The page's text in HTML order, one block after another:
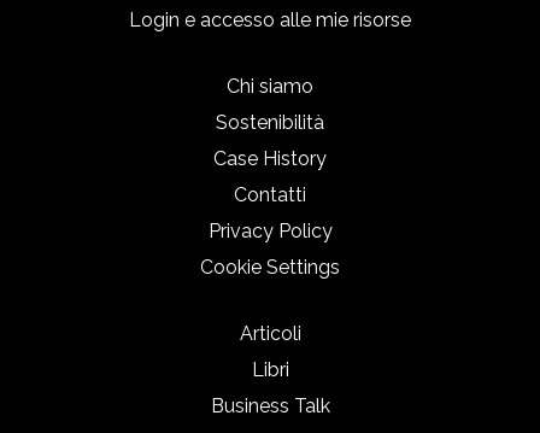
Login e accesso alle mie risorse
Chi siamo
Sostenibilità
Case History
Contatti
Privacy Policy
Cookie Settings
Articoli
Libri
Business Talk